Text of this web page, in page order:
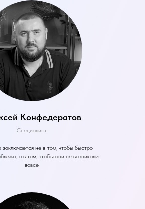
Конфедератов
Специалист
не в том, чтобы быстро
а в том, чтобы они не возникали
вовсе